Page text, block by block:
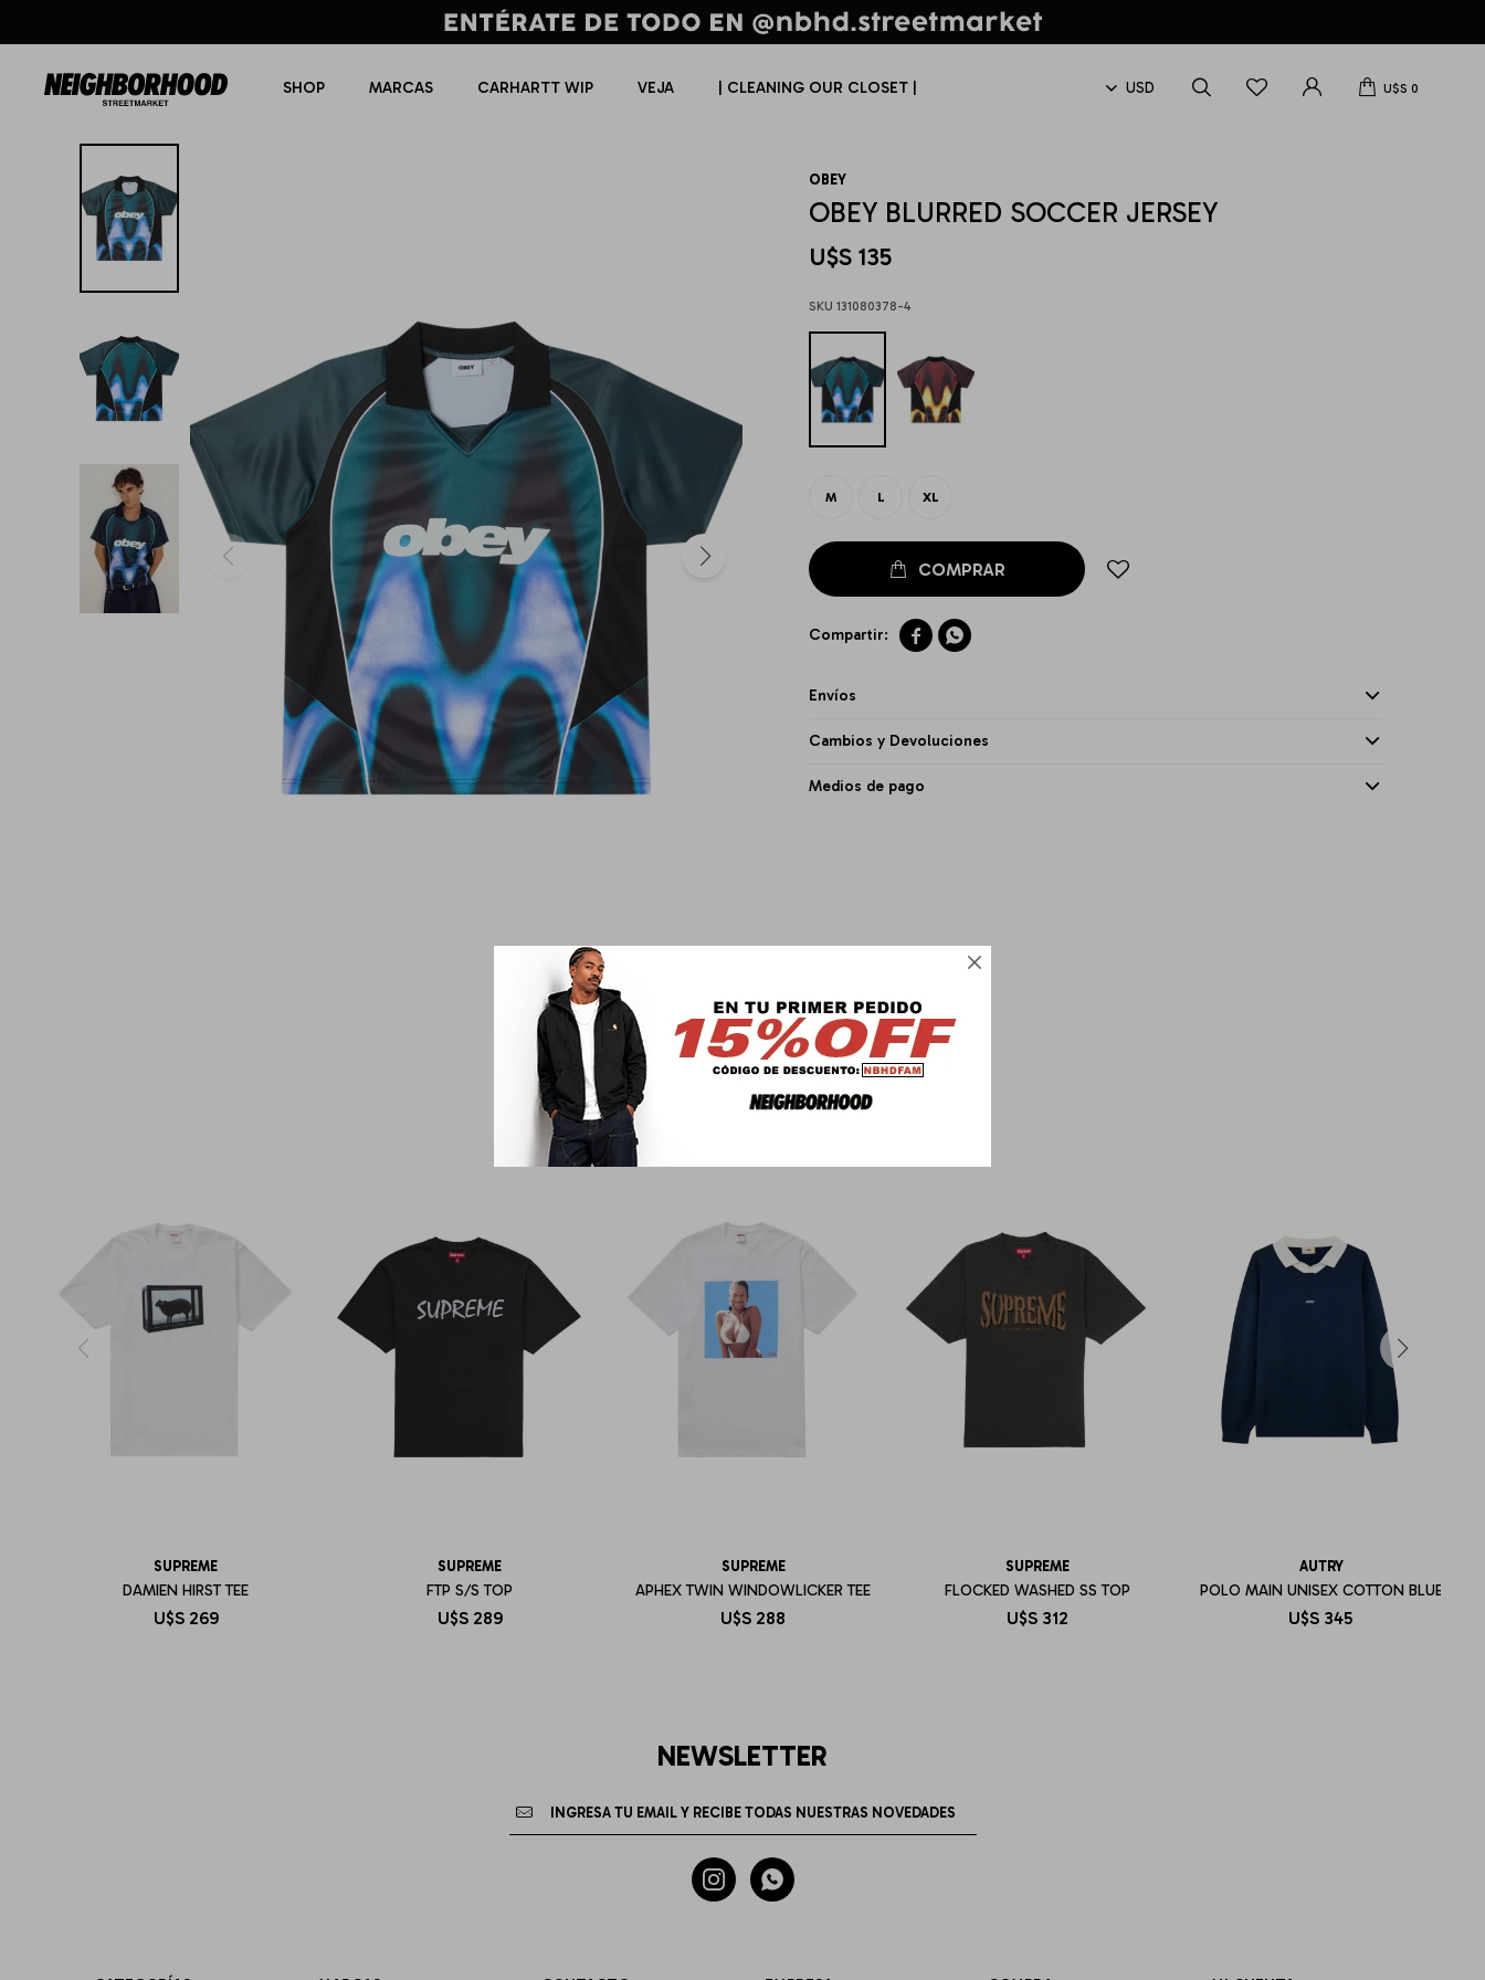

SHOP MARCAS CARHARTT WIP VEJA | CLEANING OUR CLOSET | U$S 0
OBEY
OBEY BLURRED SOCCER JERSEY
U$S 135
131080378-4
M L XL
 
Envíos
Cambios y Devoluciones
Medios de pago
PRODUCTOS QUE TE PUEDEN INTERESAR
SUPREME
DAMIEN HIRST TEE
U$S 269
SUPREME
FTP S/S TOP
U$S 289
SUPREME
APHEX TWIN WINDOWLICKER TEE
U$S 288
SUPREME
FLOCKED WASHED SS TOP
U$S 312
AUTRY
POLO MAIN UNISEX COTTON BLUE
U$S 345
NEWSLETTER
 